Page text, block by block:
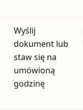
Wyślij
dokument lub
staw się na
umówioną
godzinę